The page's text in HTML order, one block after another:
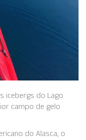
icebergs do Lago
campo de gelo
do Alasca, o